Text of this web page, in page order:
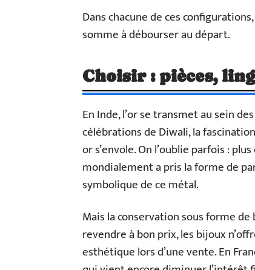
Dans chacune de ces
somme à débourser au départ.
Choisir : pièces,
En Inde, l’or se transmet au sein
célébrations de Diwali, la
or s’envole. On l’oublie parfois :
mondialement a pris la forme de
symbolique de ce métal.
Mais la conservation sous forme
revendre à bon prix, les bijoux
esthétique lors d’une vente. En